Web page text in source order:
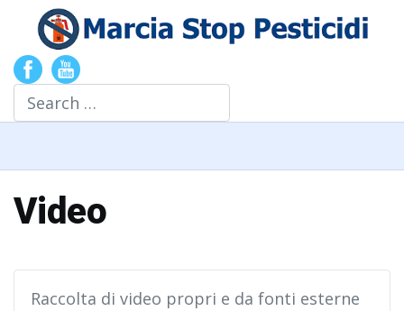
Search
Video
Raccolta di video propri e da fonti esterne